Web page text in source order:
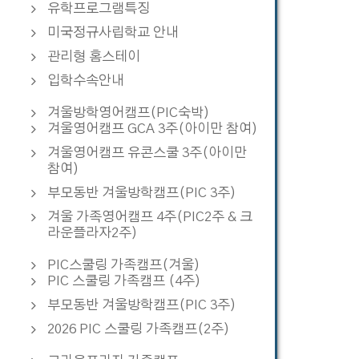
유학프로그램특징
미국정규사립학교 안내
관리형 홈스테이
입학수속안내
겨울방학영어캠프(PIC숙박)
겨울영어캠프 GCA 3주(아이만 참여)
겨울영어캠프 유콘스쿨 3주(아이만
참여)
부모동반 겨울방학캠프(PIC 3주)
겨울 가족영어캠프 4주(PIC2주 & 크
라운플라자2주)
PIC스쿨링 가족캠프(겨울)
PIC 스쿨링 가족캠프 (4주)
부모동반 겨울방학캠프(PIC 3주)
2026 PIC 스쿨링 가족캠프(2주)